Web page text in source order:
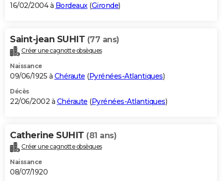
16/02/2004 à Bordeaux(Gironde)
Saint-jean SUHIT (77 ans)
Créer une cagnotte obsèques
Naissance
09/06/1925 à Chéraute (Pyrénées-Atlantiques)
Décès
22/06/2002 à Chéraute (Pyrénées-Atlantiques)
Catherine SUHIT (81 ans)
Créer une cagnotte obsèques
Naissance
08/07/1920